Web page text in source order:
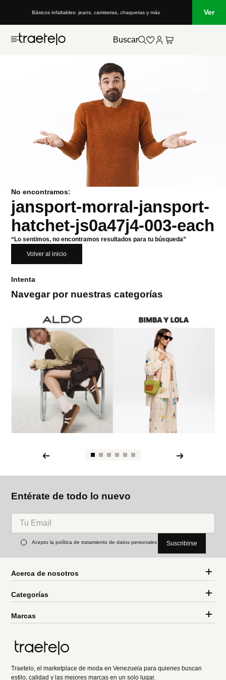
Básicos infaltables: jeans, camisetas, chaquetas y más Ver
Buscar
No encontramos:
jansport-morral-jansport-
hatchet-js0a47j4-003-each
“Lo sentimos, no encontramos resultados para tu búsqueda”
Volver al inicio
Intenta
Navegar por nuestras categorías
Entérate de todo lo nuevo
Acepto la política de tratamiento de datos personales Suscribirse
Acerca de nosotros
Categorías
Marcas
Traetelo, el marketplace de moda en Venezuela para quienes buscan
estilo, calidad y las mejores marcas en un solo lugar.